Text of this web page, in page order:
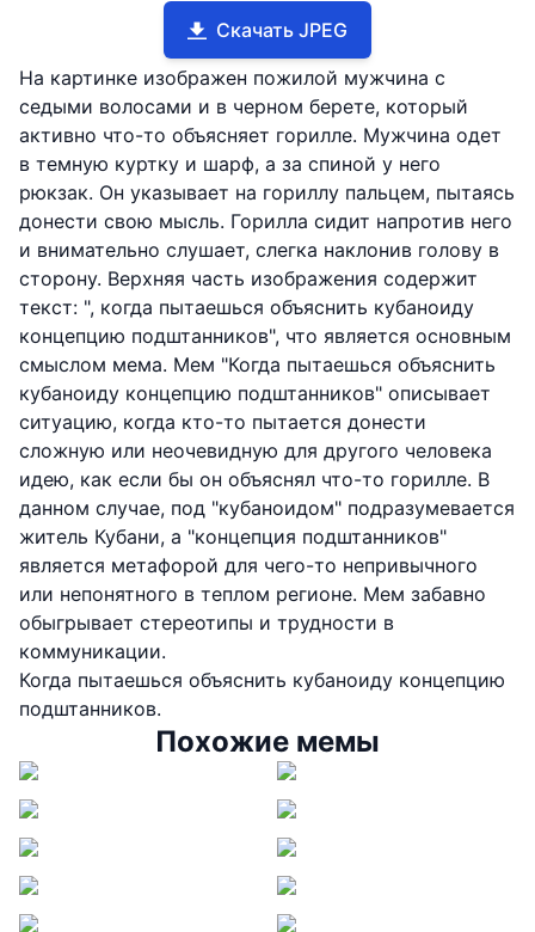
Скачать JPEG
На картинке изображен пожилой мужчина с
седыми волосами и в черном берете, который
активно что-то объясняет горилле. Мужчина одет
в темную куртку и шарф, а за спиной у него
рюкзак. Он указывает на гориллу пальцем, пытаясь
донести свою мысль. Горилла сидит напротив него
и внимательно слушает, слегка наклонив голову в
сторону. Верхняя часть изображения содержит
текст: ", когда пытаешься объяснить кубаноиду
концепцию подштанников", что является основным
смыслом мема. Мем "Когда пытаешься объяснить
кубаноиду концепцию подштанников" описывает
ситуацию, когда кто-то пытается донести
сложную или неочевидную для другого человека
идею, как если бы он объяснял что-то горилле. В
данном случае, под "кубаноидом" подразумевается
житель Кубани, а "концепция подштанников"
является метафорой для чего-то непривычного
или непонятного в теплом регионе. Мем забавно
обыгрывает стереотипы и трудности в
коммуникации.
Когда пытаешься объяснить кубаноиду концепцию
подштанников.
Похожие мемы